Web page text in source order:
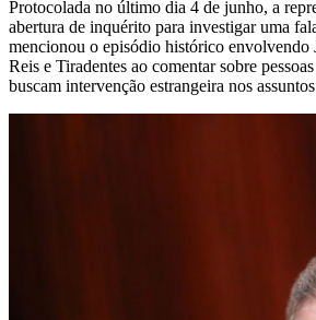
Protocolada no último dia 4 de junho, a
abertura de inquérito para investigar uma
mencionou o episódio histórico envolvendo
Reis e Tiradentes ao comentar sobre
buscam intervenção estrangeira nos